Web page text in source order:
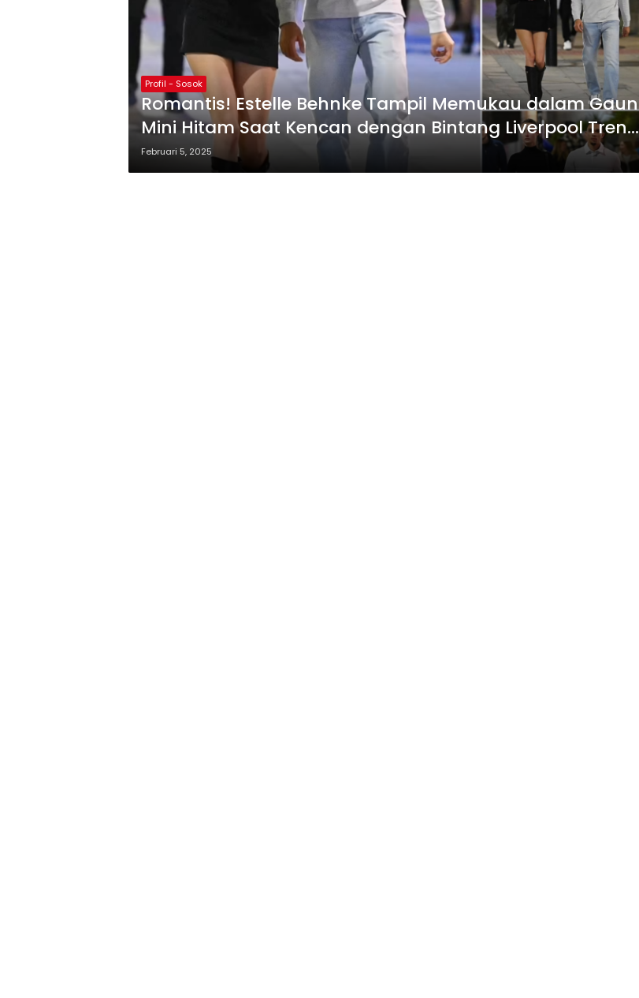
Profil - Sosok
Romantis! Estelle Behnke Tampil Memukau dalam Gaun
Mini Hitam Saat Kencan dengan Bintang Liverpool Trent
Alexander-Arnold
Februari 5, 2025